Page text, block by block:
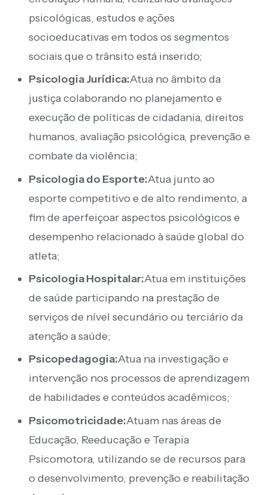
psicológicas, estudos e ações
socioeducativas em todos os segmentos
sociais que o trânsito está inserido;
Psicologia Jurídica:Atua no âmbito da
justiça colaborando no planejamento e
execução de políticas de cidadania, direitos
humanos, avaliação psicológica, prevenção e
combate da violência;
Psicologia do Esporte:Atua junto ao
esporte competitivo e de alto rendimento, a
fim de aperfeiçoar aspectos psicológicos e
desempenho relacionado à saúde global do
atleta;
Psicologia Hospitalar:Atua em instituições
de saúde participando na prestação de
serviços de nível secundário ou terciário da
atenção a saúde;
Psicopedagogia:Atua na investigação e
intervenção nos processos de aprendizagem
de habilidades e conteúdos acadêmicos;
Psicomotricidade:Atuam nas áreas de
Educação, Reeducação e Terapia
Psicomotora, utilizando se de recursos para
o desenvolvimento, prevenção e reabilitação